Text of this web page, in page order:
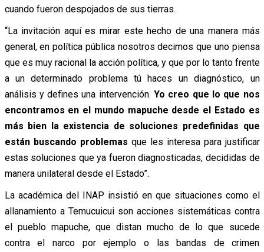
cuando fueron despojados de sus tierras.
“La invitación aquí es mirar este hecho de una manera más
general, en política pública nosotros decimos que uno piensa
que es muy racional la acción política, y que por lo tanto frente
a un determinado problema tú haces un diagnóstico, un
análisis y defines una intervención. Yo creo que lo que nos
encontramos en el mundo mapuche desde el Estado es
más bien la existencia de soluciones predefinidas que
están buscando problemas que les interesa para justificar
estas soluciones que ya fueron diagnosticadas, decididas de
manera unilateral desde el Estado”.
La académica del INAP insistió en que situaciones como el
allanamiento a Temucuicui son acciones sistemáticas contra
el pueblo mapuche, que distan mucho de lo que sucede
contra el narco por ejemplo o las bandas de crimen